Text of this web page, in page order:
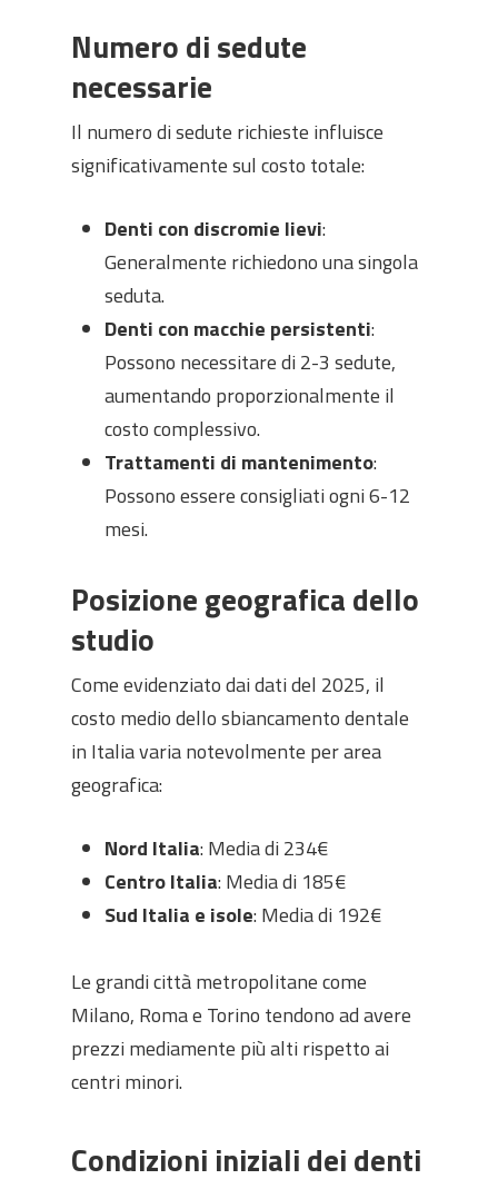
Numero di sedute
necessarie
Il numero di sedute richieste influisce
significativamente sul costo totale:
Denti con discromie lievi:
Generalmente richiedono una singola
seduta.
Denti con macchie persistenti:
Possono necessitare di 2-3 sedute,
aumentando proporzionalmente il
costo complessivo.
Trattamenti di mantenimento:
Possono essere consigliati ogni 6-12
mesi.
Posizione geografica dello
studio
Come evidenziato dai dati del 2025, il
costo medio dello sbiancamento dentale
in Italia varia notevolmente per area
geografica:
Nord Italia: Media di 234€
Centro Italia: Media di 185€
Sud Italia e isole: Media di 192€
Le grandi città metropolitane come
Milano, Roma e Torino tendono ad avere
prezzi mediamente più alti rispetto ai
centri minori.
Condizioni iniziali dei denti